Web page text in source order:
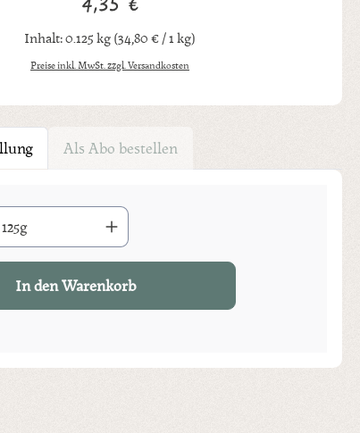
Inhalt:0.125 kg(34,80 € / 1 kg)
Preise inkl. MwSt. zzgl. Versandkosten
Als Abo bestellen
den gewünschten Wert ein oder benutze die Schaltflächen um
125g
In den Warenkorb